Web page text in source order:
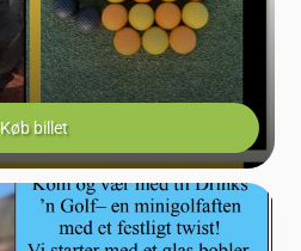
Køb billet